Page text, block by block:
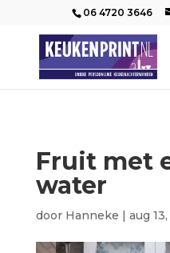
06 4720 3646
Fruit met
water
door Hanneke | aug